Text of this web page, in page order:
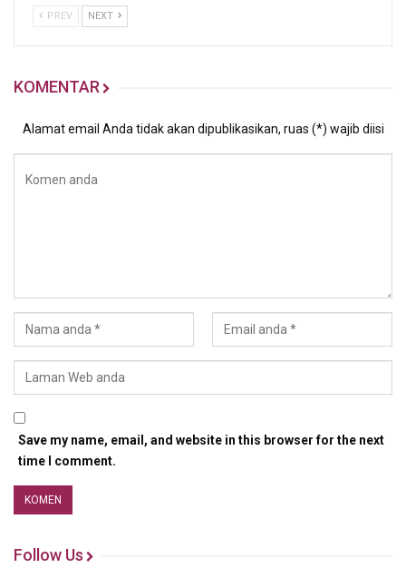
PREV NEXT
KOMENTAR
Alamat email Anda tidak akan dipublikasikan, ruas (*) wajib diisi
Save my name, email, and website in this browser for the next
time I comment.
Follow Us